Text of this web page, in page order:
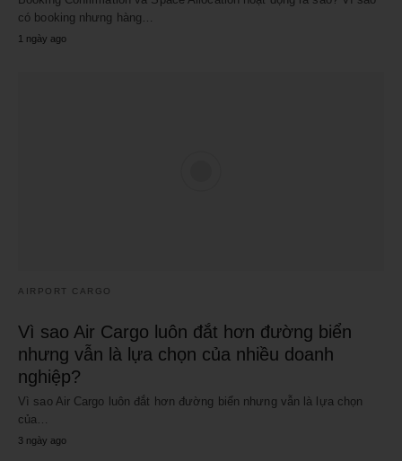
có booking nhưng hàng…
1 ngày ago
AIRPORT CARGO
Vì sao Air Cargo luôn đắt hơn đường biển
nhưng vẫn là lựa chọn của nhiều doanh
nghiệp?
Vì sao Air Cargo luôn đắt hơn đường biển nhưng vẫn là lựa chọn
của…
3 ngày ago